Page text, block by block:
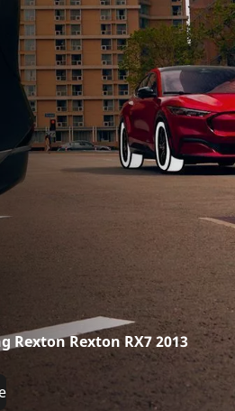
Rexton Rexton RX7 2013